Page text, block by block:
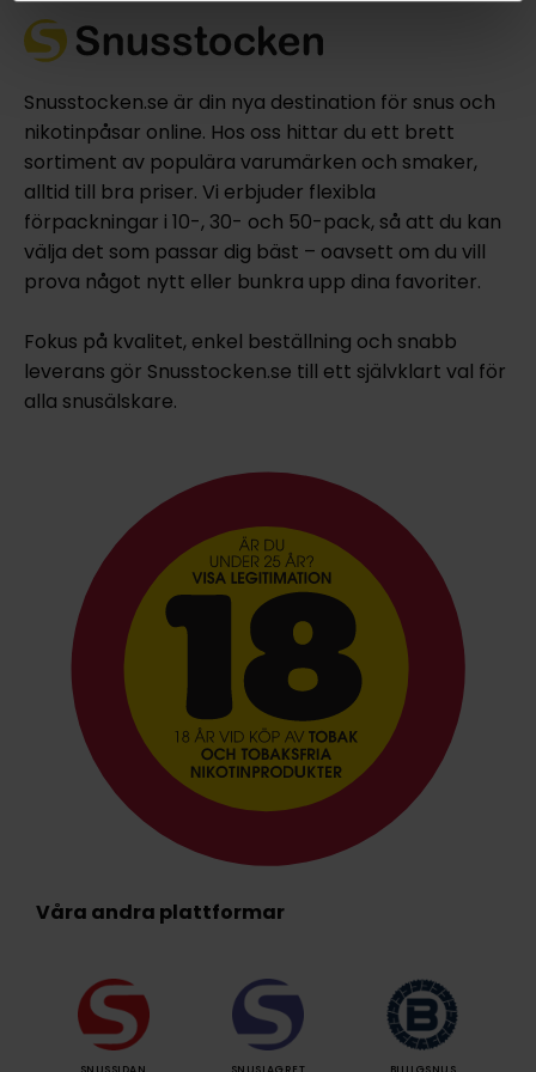
Snusstocken.se är din nya destination för snus och
nikotinpåsar online. Hos oss hittar du ett brett
sortiment av populära varumärken och smaker,
alltid till bra priser. Vi erbjuder flexibla
förpackningar i 10-, 30- och 50-pack, så att du kan
välja det som passar dig bäst – oavsett om du vill
prova något nytt eller bunkra upp dina favoriter.
Fokus på kvalitet, enkel beställning och snabb
leverans gör Snusstocken.se till ett självklart val för
alla snusälskare.
Våra andra plattformar